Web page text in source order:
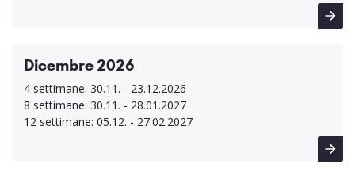
Dicembre 2026
4 settimane: 30.11. - 23.12.2026
8 settimane: 30.11. - 28.01.2027
12 settimane: 05.12. - 27.02.2027